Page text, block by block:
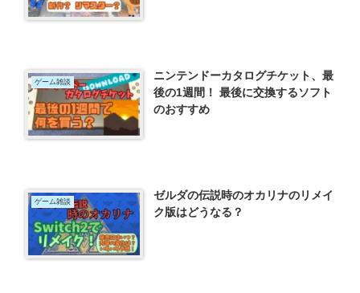
ゲーム雑談
ニンテンドーカタログチケット、最
後の1週間！ 最後に交換するソフト
のおすすめ
ゲーム雑談
ゼルダの伝説時のオカリナのリメイ
ク版はどうなる？